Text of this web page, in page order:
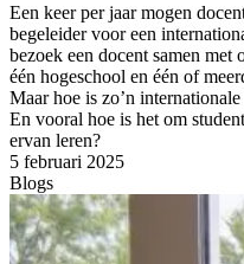
Een keer per jaar mogen
begeleider voor een
bezoek een docent samen met
één hogeschool en één of
Maar hoe is zo’n
En vooral hoe is het om
ervan leren?
5 februari 2025
Blogs